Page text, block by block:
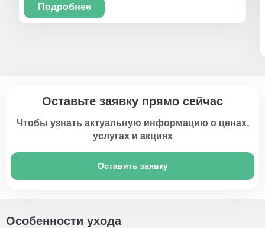
Подробнее
Оставьте заявку прямо сейчас
Чтобы узнать актуальную информацию о ценах,
услугах и акциях
Оставить заявку
Особенности ухода